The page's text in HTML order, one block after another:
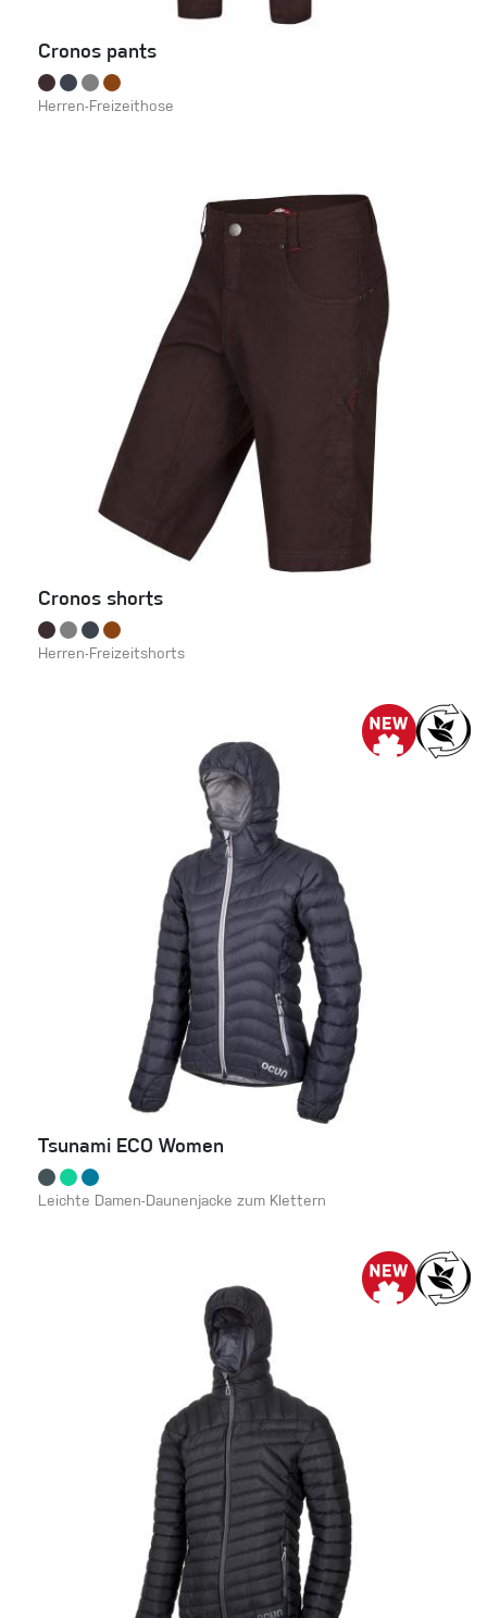
Cronos pants
Herren-Freizeithose
Cronos shorts
Herren-Freizeitshorts
Tsunami ECO Women
Leichte Damen-Daunenjacke zum Klettern